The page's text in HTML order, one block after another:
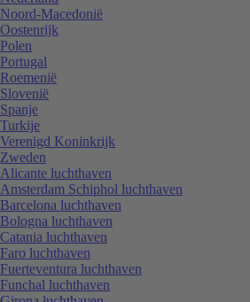
Noord-Macedonië
Oostenrijk
Polen
Portugal
Roemenië
Slovenië
Spanje
Turkije
Verenigd Koninkrijk
Zweden
Alicante luchthaven
Amsterdam Schiphol luchthaven
Barcelona luchthaven
Bologna luchthaven
Catania luchthaven
Faro luchthaven
Fuerteventura luchthaven
Funchal luchthaven